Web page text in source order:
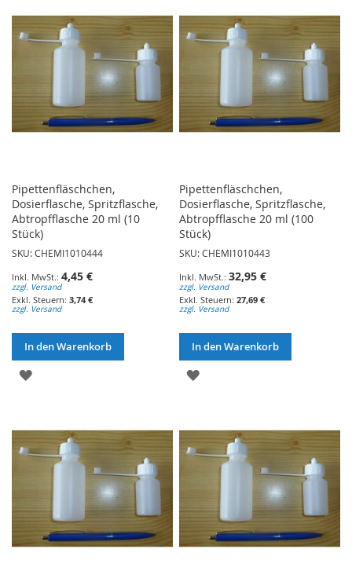
HINZUFÜGEN
Pipettenfläschchen,
Dosierflasche, Spritzflasche,
Abtropfflasche 20 ml (10
Stück)
SKU: CHEMI1010444
4,45 €
zzgl. Versand
3,74 €
zzgl. Versand
In den Warenkorb
ZUR
HINZUFÜGEN
Pipettenfläschchen,
Dosierflasche, Spritzflasche,
Abtropfflasche 20 ml (100
Stück)
SKU: CHEMI1010443
32,95 €
zzgl. Versand
27,69 €
zzgl. Versand
In den Warenkorb
ZUR
HINZUFÜGEN